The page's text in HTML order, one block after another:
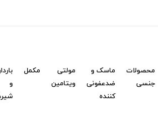
محصولات
جنسی
ماسک و
ضدعفونی
کننده
مولتی
ویتامین
مکمل
و